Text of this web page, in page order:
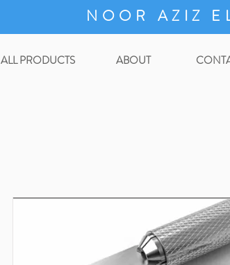
ALL PRODUCTS ABOUT
NOOR AZIZ